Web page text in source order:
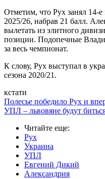
Отметим, что Рух занял 14-
2025/26, набрав 21 балл.
вылетать из элитного
позиции. Подопечные
за весь чемпионат.
К слову, Рух выступал в
сезона 2020/21.
кстати
Полесье победило Рух и
УПЛ – львовяне будут
Читайте еще:
Рух
Украина
УПЛ
Евгений Дикий
Александрия